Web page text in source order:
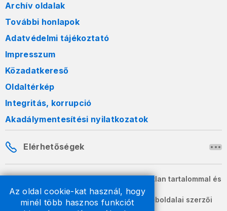
Az oldal cookie-kat használ, hogy
minél több hasznos funkciót
Archív oldalak
További honlapok
Adatvédelmi tájékoztató
Impresszum
Közadatkereső
Oldaltérkép
Integritás, korrupció
Akadálymentesítési nyilatkozatok
Elérhetőségek
A honlapon szereplő információk változatlan tartalommal és
formában szabadon terjeszthetők.
2026 © A Nemzeti Adó- és Vámhivatal weboldalai szerzői
jogvédelem alatt állnak.